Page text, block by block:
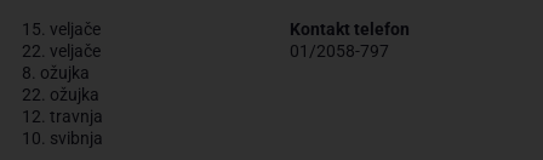
15. veljače
22. veljače
8. ožujka
22. ožujka
12. travnja
10. svibnja
Kontakt telefon
01/2058-797